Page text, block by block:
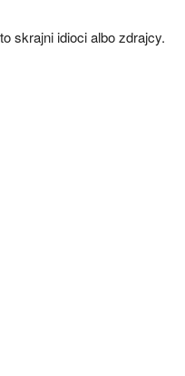
skrajni idioci albo zdrajcy.